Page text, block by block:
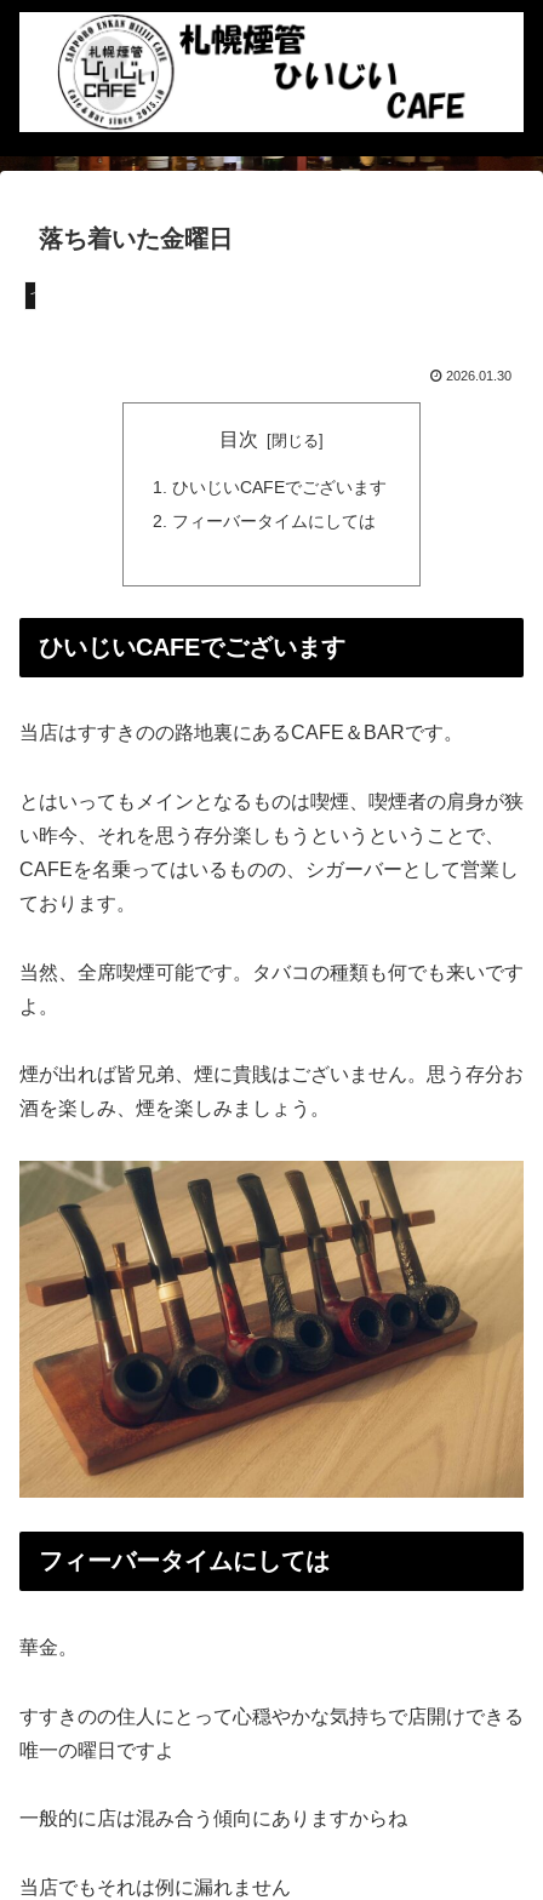
落ち着いた金曜日
つぶやき
2026.01.30
目次
ひいじいCAFEでございます
フィーバータイムにしては
ひいじいCAFEでございます
当店はすすきのの路地裏にあるCAFE＆BARです。
とはいってもメインとなるものは喫煙、喫煙者の肩身が狭
い昨今、それを思う存分楽しもうというということで、
CAFEを名乗ってはいるものの、シガーバーとして営業し
ております。
当然、全席喫煙可能です。タバコの種類も何でも来いです
よ。
煙が出れば皆兄弟、煙に貴賎はございません。思う存分お
酒を楽しみ、煙を楽しみましょう。
フィーバータイムにしては
華金。
すすきのの住人にとって心穏やかな気持ちで店開けできる
唯一の曜日ですよ
一般的に店は混み合う傾向にありますからね
当店でもそれは例に漏れません